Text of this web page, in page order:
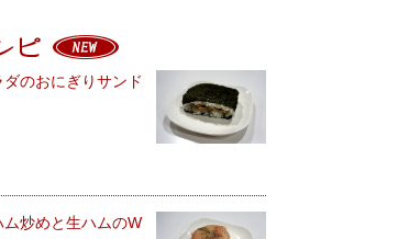
のおにぎりサンド
炒めと生ハムのW